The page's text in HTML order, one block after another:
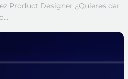
Product Designer ¿Quieres dar